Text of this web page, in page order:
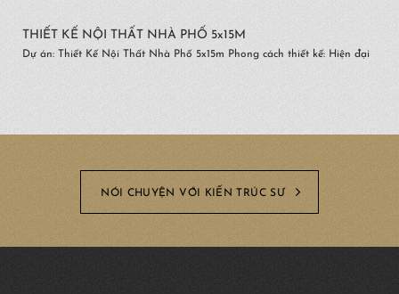
THIẾT KẾ NỘI THẤT NHÀ PHỐ 5x15M
Dự án: Thiết Kế Nội Thất Nhà Phố 5x15m Phong cách thiết kế: Hiện đại
NÓI CHUYỆN VỚI KIẾN TRÚC SƯ